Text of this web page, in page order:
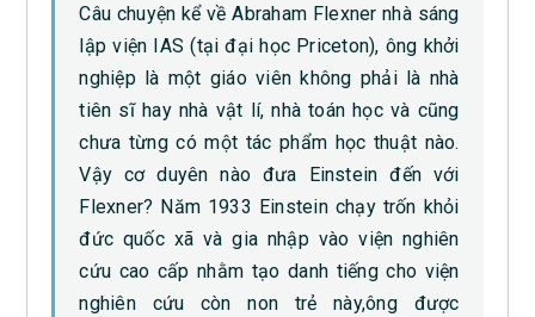
Câu chuyện kể về Abraham Flexner nhà sáng
lập viện IAS (tại đại học Priceton), ông khởi
nghiệp là một giáo viên không phải là nhà
tiên sĩ hay nhà vật lí, nhà toán học và cũng
chưa từng có một tác phẩm học thuật nào.
Vậy cơ duyên nào đưa Einstein đến với
Flexner? Năm 1933 Einstein chạy trốn khỏi
đức quốc xã và gia nhập vào viện nghiên
cứu cao cấp nhằm tạo danh tiếng cho viện
nghiên cứu còn non trẻ này,ông được